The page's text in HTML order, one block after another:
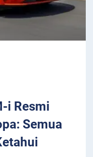
i Resmi
Semua